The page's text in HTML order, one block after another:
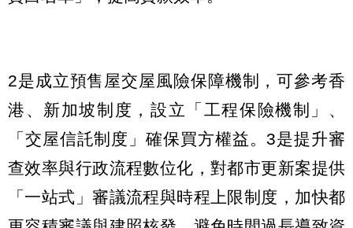
2是成立預售屋交屋風險保障機制，可參考香
港、新加坡制度，設立「工程保險機制」、
「交屋信託制度」確保買方權益。3是提升審
查效率與行政流程數位化，對都市更新案提供
「一站式」審議流程與時程上限制度，加快都